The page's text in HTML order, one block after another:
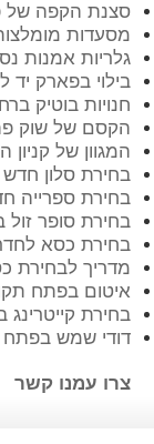
סצנת הקפה של
מסעדות
גלריות אמנות
בילוי בפארק יד
חנויות בוטיק
הקסם של שוק
המגוון של
בחירת סלון
בחירת ספרייה
בחירת סופר
בחירת כסא
מדריך לבחירת
איטום בפתח
בחירת
דודי שמש בפתח
צרו עמנו קשר